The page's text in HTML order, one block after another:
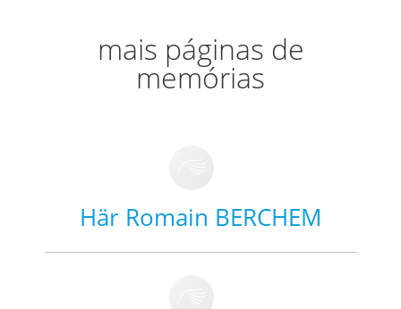
mais páginas de
memórias
Här Romain BERCHEM